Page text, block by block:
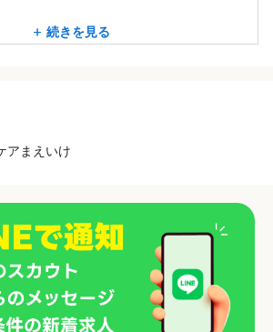
でご来店される患者様がほとんどです。
ましたら、リンパドレナージュ、ダイエ
寄り添った、お体のお悩みをトータルケ
続きを見る
まえいけ